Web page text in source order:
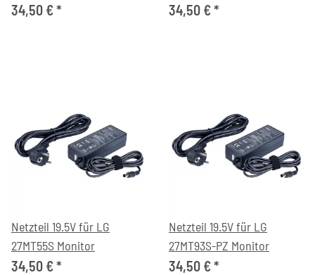
34,50 €* 34,50 €*
Netzteil 19.5V für LG
27MT55S Monitor
34,50 €*
Netzteil 19.5V für LG
27MT93S-PZ Monitor
34,50 €*